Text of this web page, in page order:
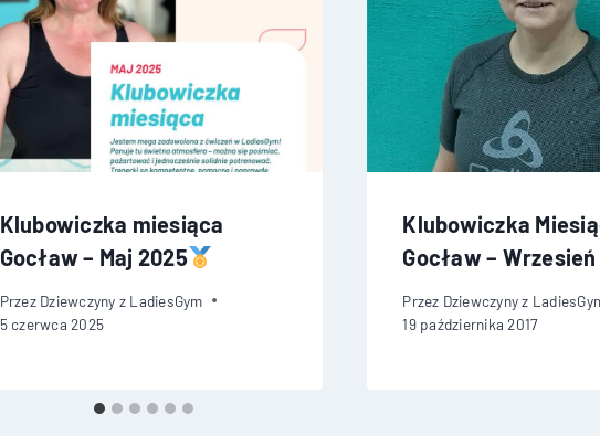
Klubowiczka miesiąca
Gocław – Maj 2025
Przez Dziewczyny z LadiesGym
5 czerwca 2025
Klubowiczka
Gocław – Wrzesień
Przez Dziewczyny z
19 października 2017